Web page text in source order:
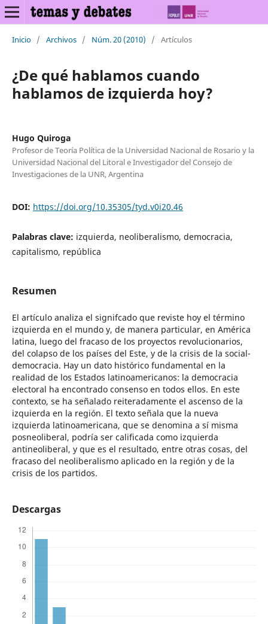
Inicio / Archivos / Núm. 20 (2010) / Artículos
¿De qué hablamos cuando
hablamos de izquierda hoy?
Hugo Quiroga
Profesor de Teoría Política de la Universidad Nacional de Rosario y la
Universidad Nacional del Litoral e Investigador del Consejo de
Investigaciones de la UNR, Argentina
DOI: https://doi.org/10.35305/tyd.v0i20.46
Palabras clave: izquierda, neoliberalismo, democracia,
capitalismo, república
Resumen
El artículo analiza el signifcado que reviste hoy el término
izquierda en el mundo y, de manera particular, en América
latina, luego del fracaso de los proyectos revolucionarios,
del colapso de los países del Este, y de la crisis de la social-
democracia. Hay un dato histórico fundamental en la
realidad de los Estados latinoamericanos: la democracia
electoral ha encontrado consenso en todos ellos. En este
contexto, se ha señalado reiteradamente el ascenso de la
izquierda en la región. El texto señala que la nueva
izquierda latinoamericana, que se denomina a sí misma
posneoliberal, podría ser calificada como izquierda
antineoliberal, y que es el resultado, entre otras cosas, del
fracaso del neoliberalismo aplicado en la región y de la
crisis de los partidos.
Descargas